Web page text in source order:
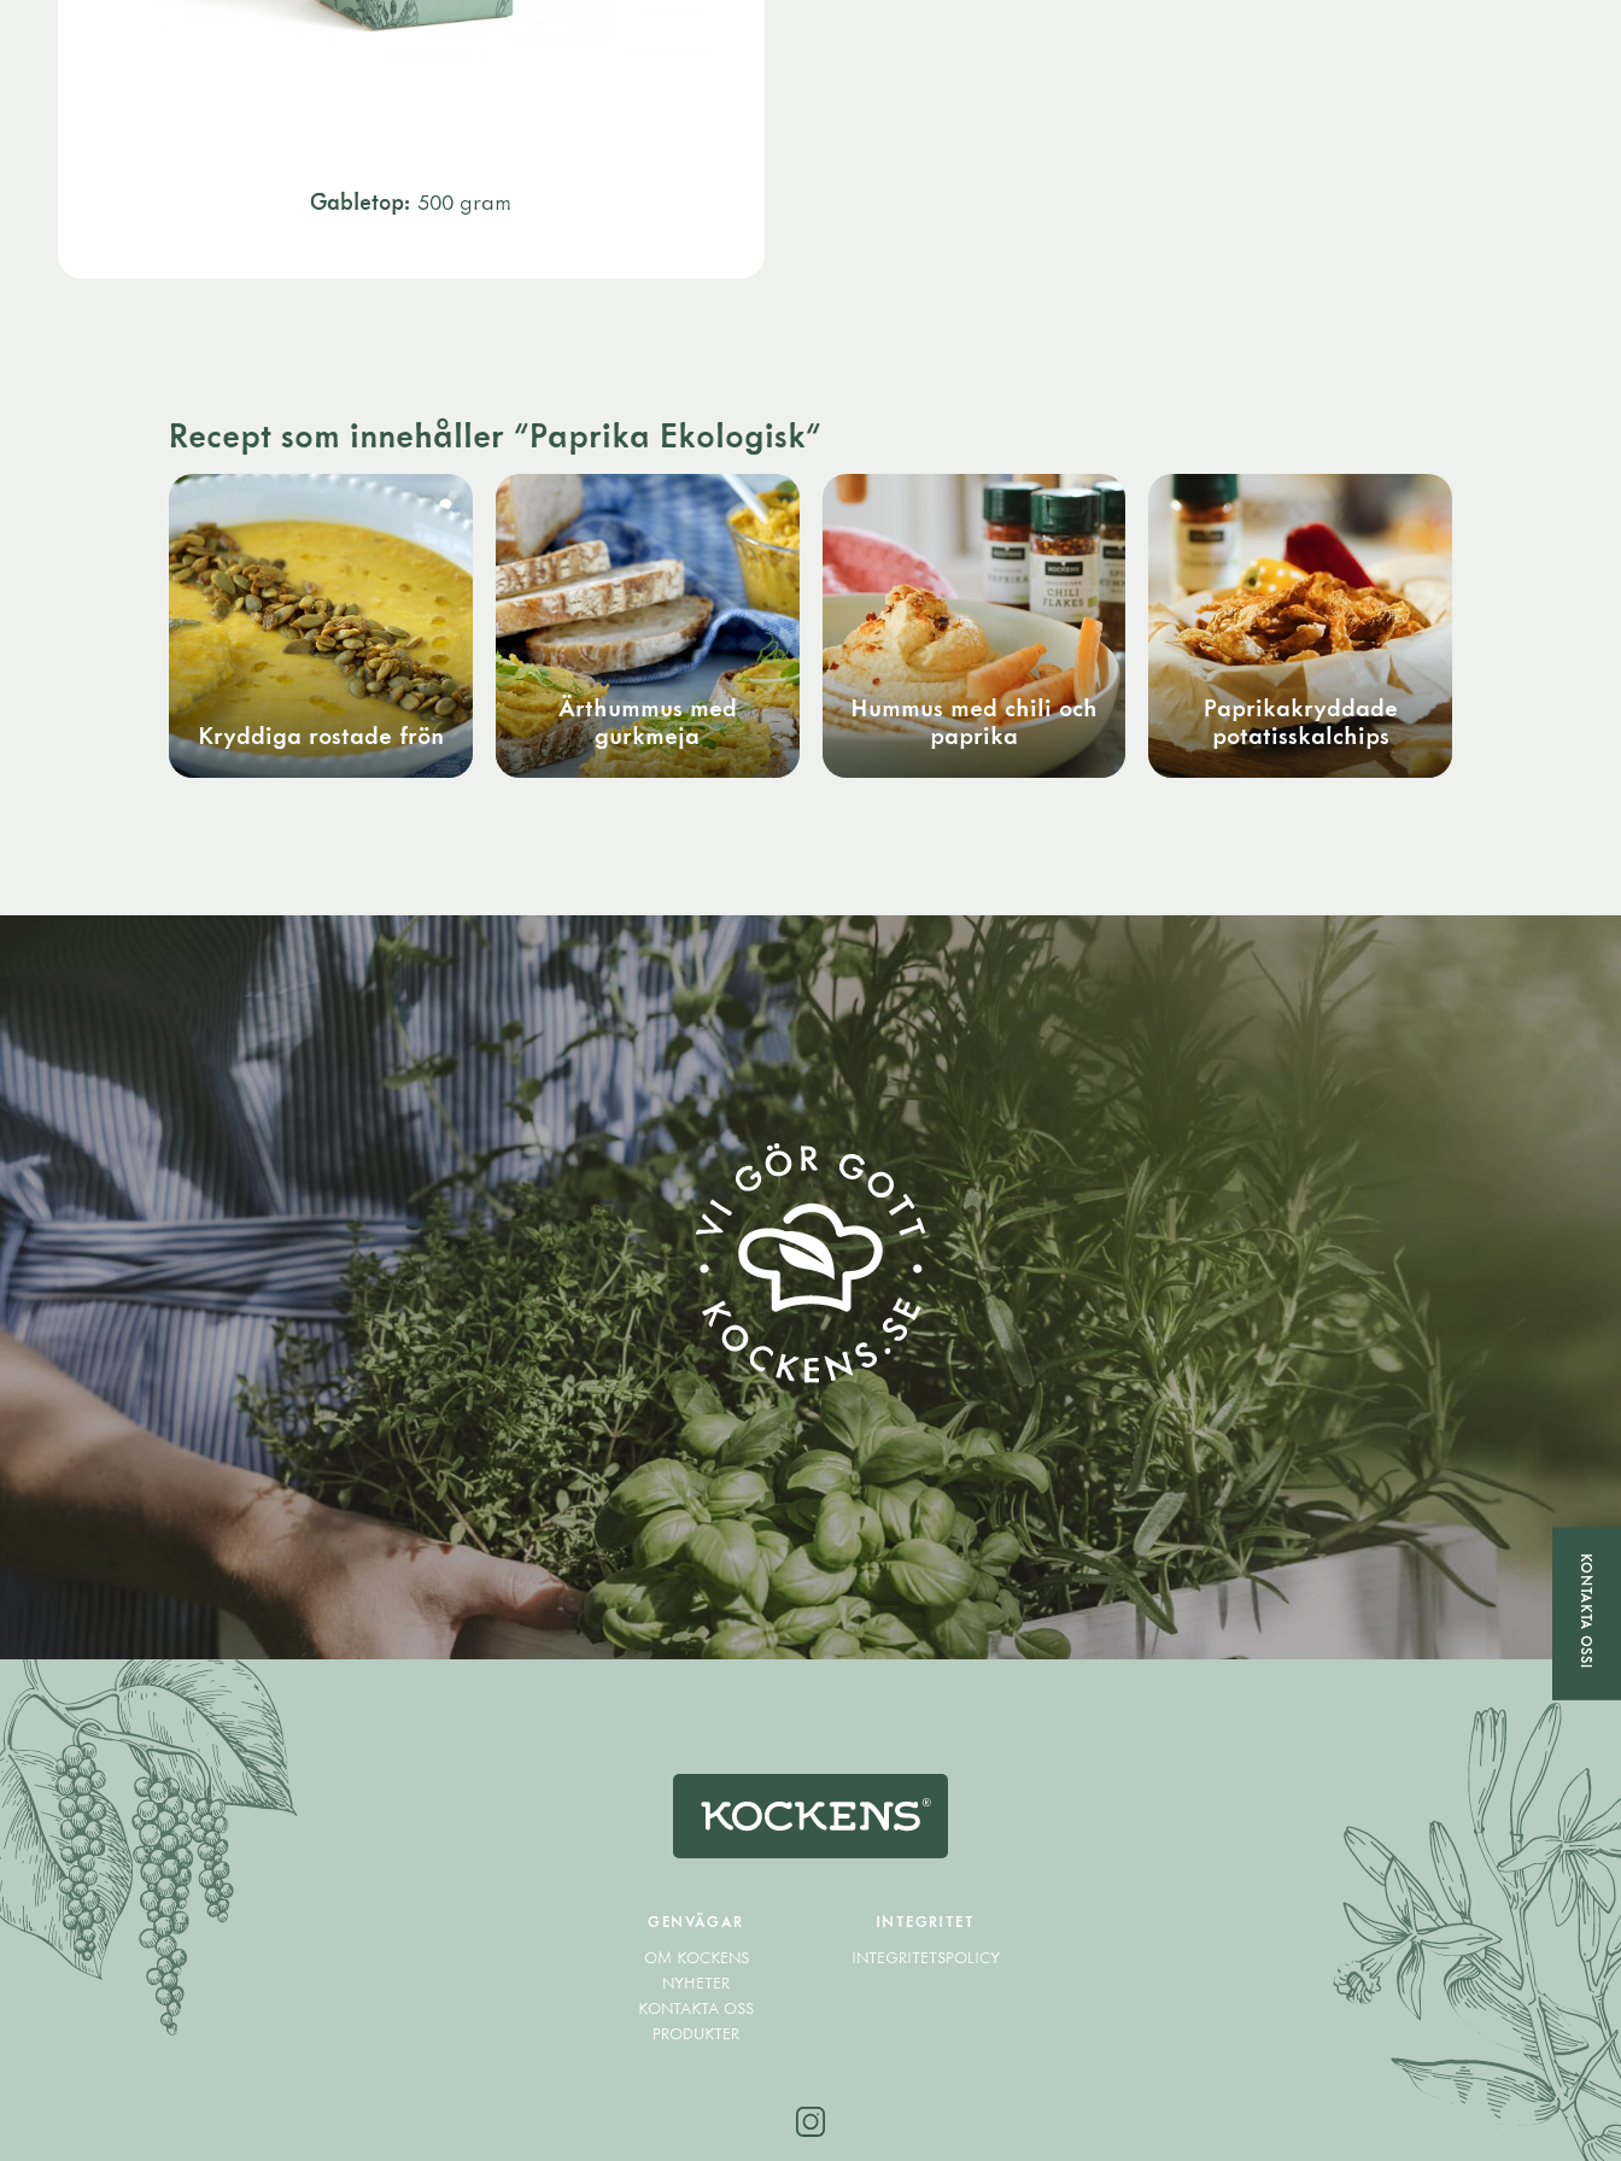
Gabletop: 500 gram
Recept som innehåller "Paprika Ekologisk"
Kryddiga rostade frön
Ärthummus med
gurkmeja
Hummus med chili och
paprika
Paprikakryddade
potatisskalchips
GENVÄGAR
OM KOCKENS
NYHETER
KONTAKTA OSS
PRODUKTER
INTEGRITET
INTEGRITETSPOLICY
KONTAKTA OSS!